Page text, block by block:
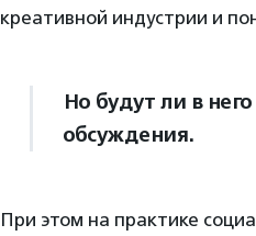
креативной индустрии и
Но будут ли в
обсуждения.
При этом на практике